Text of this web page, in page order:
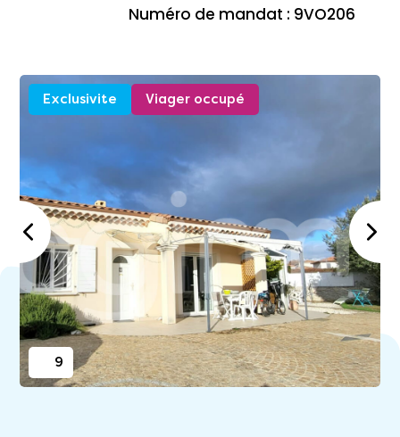
Numéro de mandat : 9VO206
Exclusivite Viager occupé
9